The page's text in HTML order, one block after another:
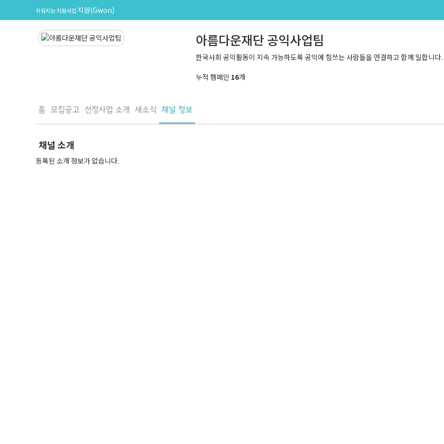
쉬워지는 지원사업지원(Gwon)
아름다운재단 공익사업팀
한국사회 공익활동이 지속 가능하도록 공익에 힘쓰는 사람들을 연결하고 함께 일합니다.
누적 캠페인 16개
홈 모집공고 선정사업 소개 새소식 채널 정보
채널 소개
등록된 소개 정보가 없습니다.